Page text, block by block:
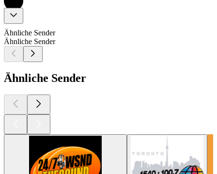
Ähnliche Sender
Ähnliche Sender
Ähnliche Sender